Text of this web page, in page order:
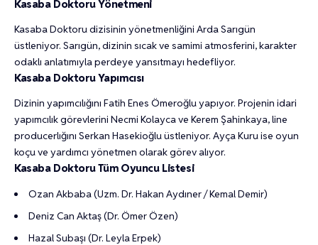
Kasaba Doktoru Yönetmeni
Kasaba Doktoru dizisinin yönetmenliğini Arda Sarıgün
üstleniyor. Sarıgün, dizinin sıcak ve samimi atmosferini, karakter
odaklı anlatımıyla perdeye yansıtmayı hedefliyor.
Kasaba Doktoru Yapımcısı
Dizinin yapımcılığını Fatih Enes Ömeroğlu yapıyor. Projenin idari
yapımcılık görevlerini Necmi Kolayca ve Kerem Şahinkaya, line
producerlığını Serkan Hasekioğlu üstleniyor. Ayça Kuru ise oyun
koçu ve yardımcı yönetmen olarak görev alıyor.
Kasaba Doktoru Tüm Oyuncu Listesi
Ozan Akbaba (Uzm. Dr. Hakan Aydıner / Kemal Demir)
Deniz Can Aktaş (Dr. Ömer Özen)
Hazal Subaşı (Dr. Leyla Erpek)